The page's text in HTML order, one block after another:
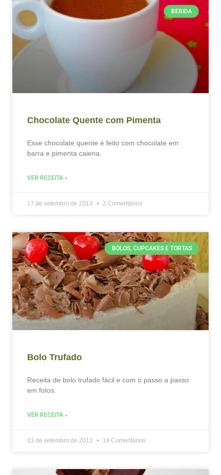
BEBIDA
Chocolate Quente com Pimenta
Esse chocolate quente é feito com chocolate em
barra e pimenta caiena.
VER RECEITA »
17 de setembro de 2013 2 Comentários
BOLOS, CUPCAKES E TORTAS
Bolo Trufado
Receita de bolo trufado fácil e com o passo a passo
em fotos.
VER RECEITA »
13 de setembro de 2013 14 Comentários